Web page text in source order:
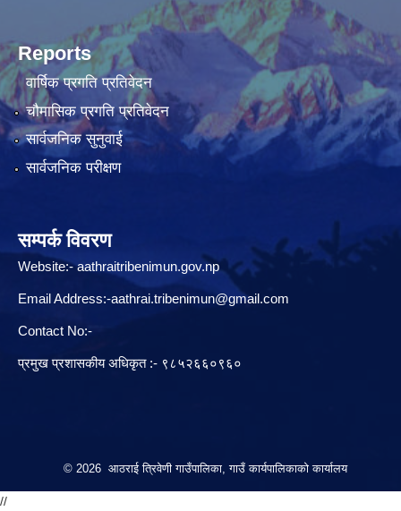
Reports
वार्षिक प्रगति प्रतिवेदन
चौमासिक प्रगति प्रतिवेदन
सार्वजनिक सुनुवाई
सार्वजनिक परीक्षण
सम्पर्क विवरण
Website:-aathraitribenimun.gov.np
Email Address:-aathrai.tribenimun@gmail.com
Contact No:-
प्रमुख प्रशासकीय अधिकृत :- ९८५२६६०९६०
© 2026 आठराई त्रिवेणी गाउँपालिका, गाउँ कार्यपालिकाको कार्यालय
//